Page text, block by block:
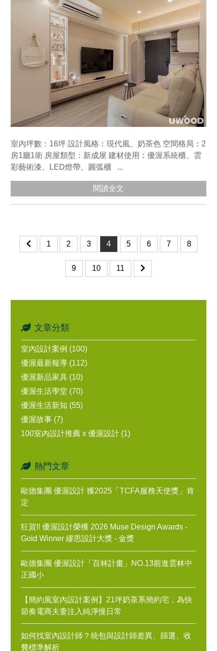
室內坪數：16坪 設計風格：現代風、奶茶色 空間格局：2
房1廳1衛 房屋類型：新成屋 建材使用：優渥系統櫃、雲
彩藝術漆、LED燈帶、圓弧櫃 ...
閱讀全文
1 2 3 4 5 6 7 8
9 10 11
文章分類
室內設計案例 (100)
優渥最新報導 (112)
優渥新品家具 (10)
優渥生活學堂 (70)
優渥生活新知 (55)
優渥故事 (7)
100室內設計推薦 x 優渥設計 (1)
熱門文章
歐德集團 優渥設計 獲2025「TCFA服務天使獎」肯
定
狂賀!! 優渥設計榮獲 2026 Muse Design Awards -
Gold Winner 繆思設計大獎 - 金獎
歐德集團 優渥設計「百林計畫」NO.13前進雲林中
正國小
【簡約風室內設計案例】21坪奶茶系簡約宅，為快
節奏電商夫妻注入純淨慢日常
如何找室內設計師？統包與設計師差異、篩選、收
費標準解析